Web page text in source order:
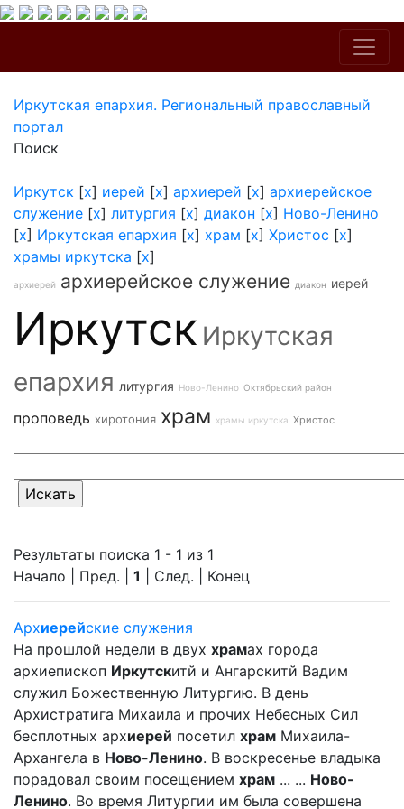
Иркутская епархия. Региональный православный
портал
Поиск
Иркутск [x] иерей [x] архиерей [x] архиерейское
служение [x] литургия [x] диакон [x] Ново-Ленино
[x] Иркутская епархия [x] храм [x] Христос [x]
храмы иркутска [x]
архиерей архиерейское служение диакон иерей
Иркутск Иркутская
епархия литургия Ново-Ленино Октябрьский район
проповедь хиротония храм храмы иркутска Христос
Результаты поиска 1 - 1 из 1
Начало | Пред. | 1 | След. | Конец
Архиерейские служения
На прошлой недели в двух храмах города
архиепископ Иркутскитй и Ангарскитй Вадим
служил Божественную Литургию. В день
Архистратига Михаила и прочих Небесных Сил
бесплотных архиерей посетил храм Михаила-
Архангела в Ново-Ленино. В воскресенье владыка
порадовал своим посещением храм ... ... Ново-
Ленино. Во время Литургии им была совершена